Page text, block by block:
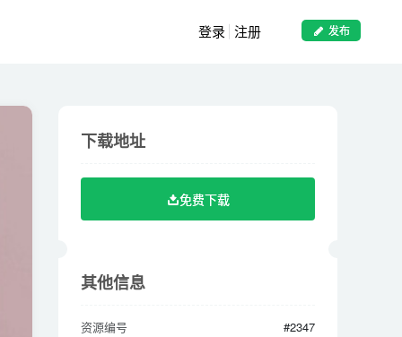
发布
登录 注册
免费下载
资源名称
快乐摩登
下载地址
免费下载
其他信息
资源编号
#2347